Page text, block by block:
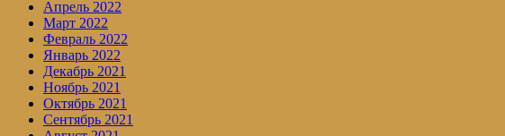
Апрель 2022
Март 2022
Февраль 2022
Январь 2022
Декабрь 2021
Ноябрь 2021
Октябрь 2021
Сентябрь 2021